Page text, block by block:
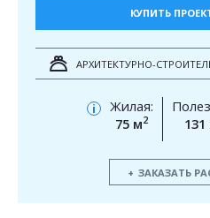
КУПИТЬ
АРХИТЕКТУРНО-
i
Жилая:
75 м2
131
ЗАКАЗАТЬ